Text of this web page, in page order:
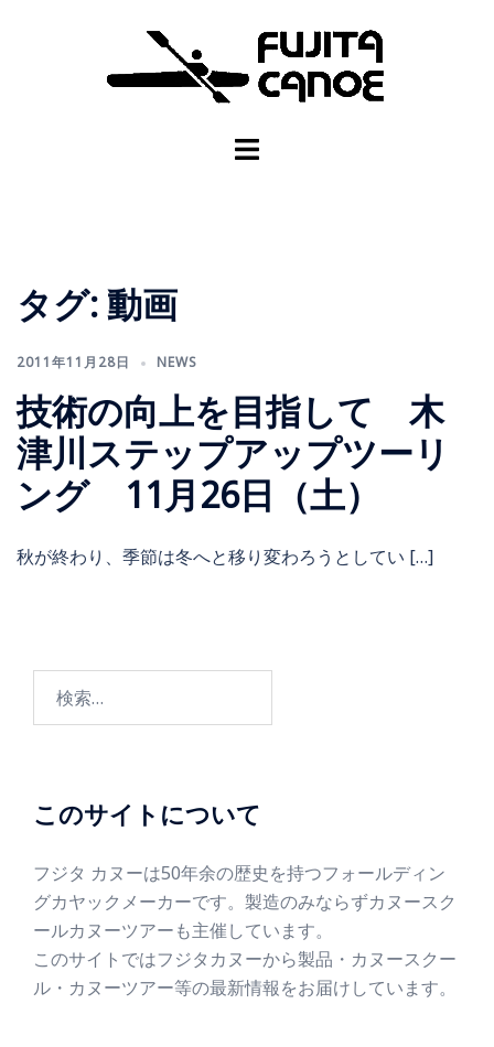
タグ:動画
2011年11月28日 NEWS
技術の向上を目指して 木
津川ステップアップツーリ
ング 11月26日（土）
秋が終わり、季節は冬へと移り変わろうとしてい […]
このサイトについて
フジタ カヌーは50年余の歴史を持つフォールディン
グカヤックメーカーです。製造のみならずカヌースク
ールカヌーツアーも主催しています。
このサイトではフジタカヌーから製品・カヌースクー
ル・カヌーツアー等の最新情報をお届けしています。